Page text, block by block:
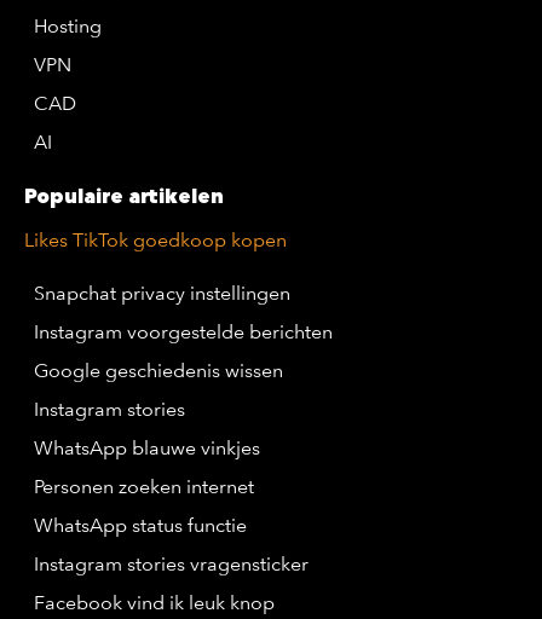
Hosting
VPN
CAD
AI
Populaire artikelen
Likes TikTok goedkoop kopen
Snapchat privacy instellingen
Instagram voorgestelde berichten
Google geschiedenis wissen
Instagram stories
WhatsApp blauwe vinkjes
Personen zoeken internet
WhatsApp status functie
Instagram stories vragensticker
Facebook vind ik leuk knop